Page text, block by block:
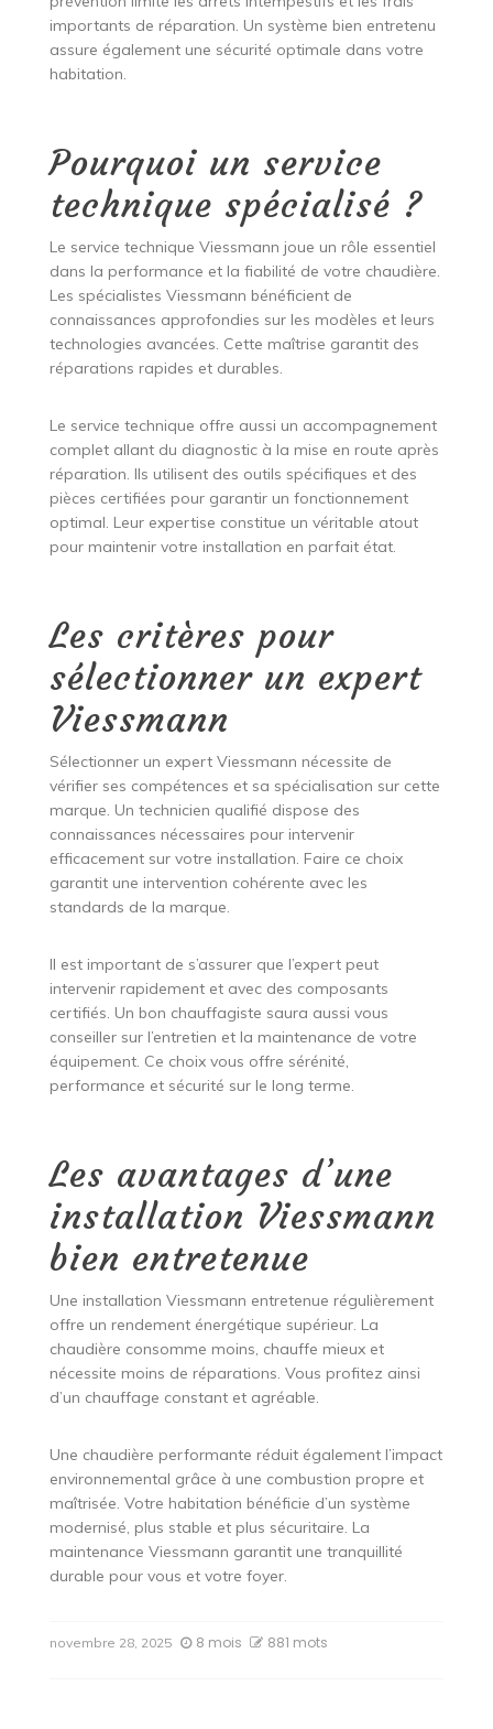
importants de réparation. Un système bien entretenu
assure également une sécurité optimale dans votre
habitation.
Pourquoi un service
technique spécialisé ?
Le service technique Viessmann joue un rôle essentiel
dans la performance et la fiabilité de votre chaudière.
Les spécialistes Viessmann bénéficient de
connaissances approfondies sur les modèles et leurs
technologies avancées. Cette maîtrise garantit des
réparations rapides et durables.
Le service technique offre aussi un accompagnement
complet allant du diagnostic à la mise en route après
réparation. Ils utilisent des outils spécifiques et des
pièces certifiées pour garantir un fonctionnement
optimal. Leur expertise constitue un véritable atout
pour maintenir votre installation en parfait état.
Les critères pour
sélectionner un expert
Viessmann
Sélectionner un expert Viessmann nécessite de
vérifier ses compétences et sa spécialisation sur cette
marque. Un technicien qualifié dispose des
connaissances nécessaires pour intervenir
efficacement sur votre installation. Faire ce choix
garantit une intervention cohérente avec les
standards de la marque.
Il est important de s’assurer que l’expert peut
intervenir rapidement et avec des composants
certifiés. Un bon chauffagiste saura aussi vous
conseiller sur l’entretien et la maintenance de votre
équipement. Ce choix vous offre sérénité,
performance et sécurité sur le long terme.
Les avantages d’une
installation Viessmann
bien entretenue
Une installation Viessmann entretenue régulièrement
offre un rendement énergétique supérieur. La
chaudière consomme moins, chauffe mieux et
nécessite moins de réparations. Vous profitez ainsi
d’un chauffage constant et agréable.
Une chaudière performante réduit également l’impact
environnemental grâce à une combustion propre et
maîtrisée. Votre habitation bénéficie d’un système
modernisé, plus stable et plus sécuritaire. La
maintenance Viessmann garantit une tranquillité
durable pour vous et votre foyer.
novembre 28, 2025 8 mois 881 mots